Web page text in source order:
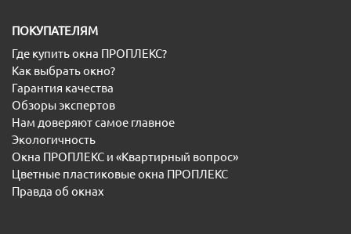
ПОКУПАТЕЛЯМ
Где купить окна ПРОПЛЕКС?
Как выбрать окно?
Гарантия качества
Обзоры экспертов
Нам доверяют самое главное
Экологичность
Окна ПРОПЛЕКС и «Квартирный вопрос»
Цветные пластиковые окна ПРОПЛЕКС
Правда об окнах